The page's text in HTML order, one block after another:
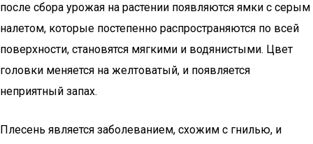
после сбора урожая на растении появляются ямки с серым
налетом, которые постепенно распространяются по всей
поверхности, становятся мягкими и водянистыми. Цвет
головки меняется на желтоватый, и появляется
неприятный запах.
Плесень является заболеванием, схожим с гнилью, и